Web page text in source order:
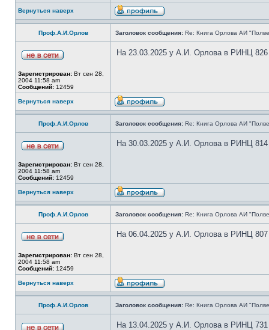
Вернуться наверх
Проф.А.И.Орлов Заголовок сообщения: Re: Книга Орлова АИ
Зарегистрирован: Вт сен 28,
2004 11:58 am
Сообщений: 12459
На 23.03.2025 у А.И. Орлова в РИНЦ 826
Вернуться наверх
Проф.А.И.Орлов Заголовок сообщения: Re: Книга Орлова АИ
Зарегистрирован: Вт сен 28,
2004 11:58 am
Сообщений: 12459
На 30.03.2025 у А.И. Орлова в РИНЦ 814
Вернуться наверх
Проф.А.И.Орлов Заголовок сообщения: Re: Книга Орлова АИ
Зарегистрирован: Вт сен 28,
2004 11:58 am
Сообщений: 12459
На 06.04.2025 у А.И. Орлова в РИНЦ 807
Вернуться наверх
Проф.А.И.Орлов Заголовок сообщения: Re: Книга Орлова АИ
На 13.04.2025 у А.И. Орлова в РИНЦ 731